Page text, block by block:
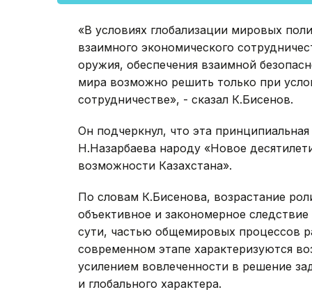
«В условиях глобализации мировых
взаимного экономического
оружия, обеспечения взаимной
мира возможно решить только при
сотрудничестве», - сказал К.Бисенов.
Он подчеркнул, что эта
Н.Назарбаева народу «Новое
возможности Казахстана».
По словам К.Бисенова, возрастание
объективное и закономерное
сути, частью общемировых процессов
современном этапе характеризуются
усилением вовлеченности в решение
и глобального характера.